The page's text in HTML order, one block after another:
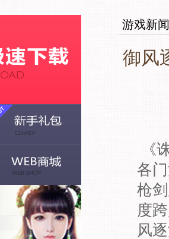
游戏新闻
御风
《
各
枪
度
风